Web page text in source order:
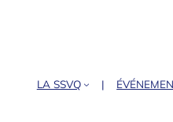
LA SSVQ